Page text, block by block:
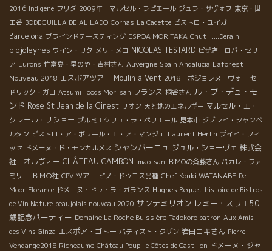
2016 Indigene フリダ 2009年 マルセル・ラピエール ジュラ・サヴォワ 東京・世
田谷 BODEGUILLA DE AL LADO Cornas La Cadette ビストロ・ユイガ
Barcelona ブラインドテースティング ESPOA MORITAKA Chut ......Derain
biojoleynes ワイン・リタ メリ・メロ NICOLAS TESTARD ピザ店 ロバ・セリ
ア Lurons 竹富島・星のや・吉村さん Auvergne Spain Andalucia Laforest
Nouveau 2018 エスポアツアー Moulin à Vent 2018 ボジョレヌーヴォー セ
ドリック・ガロ Atsumi Foods Mori san フランス 桐谷さん ル・ブ・デュ・モ
ンド Rose St Jean de la Ginest リオン 天と地のエネルギー マルセル・エ・
クレール・リショー プルミエクリュ・ラ・ペリエール 見本市 ジブレイ・シャンベ
ルタン ビストロ・ア・ボワール・エ・ア・マンジェ Laurent Herlin プイイ・フィ
ッセ ドメーヌ・ド・モンカルメス シャンパーニュ ジュル・ショーヴェ 株式会
社 オルヴォー CHÂTEAU CAMBON Imao-san ＢＭОの斉藤さん パカレ・ファ
ミリー ＢＭО社 CPV ツアー ピノ・ドゥニス品種 Chef Kouki WATANABE De
Moor Florance ドメーヌ・ドゥ・ラ・ガランス Hughes Beguet histoire de Bistros
de Vin Nature beaujolais nouveau 2020 サンテミリオン レミー・スリエ50
歳記念パーティー Domaine La Roche Buissière Tadokoro patron Aux Amis
des Vins Ginza エスポア・ゴトー バティスト・クザン 岩田コキさん Pierre
Vendange2018 Richeaume Château Poupille Côtes de Castillon ドメーヌ・ジャ